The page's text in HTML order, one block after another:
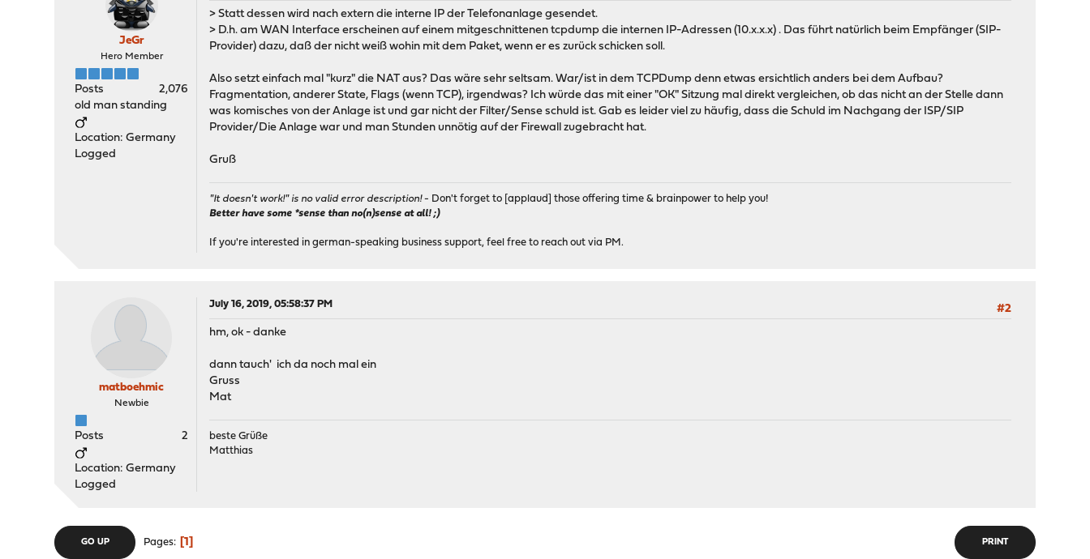
JeGr
Hero Member
Posts
2,076
old man standing
Location: Germany
Logged
> Statt dessen wird nach extern die interne IP der Telefonanlage gesendet.
> D.h. am WAN Interface erscheinen auf einem mitgeschnittenen tcpdump die internen IP-Adressen (10.x.x.x) . Das führt natürlich beim Empfänger (SIP-
Provider) dazu, daß der nicht weiß wohin mit dem Paket, wenn er es zurück schicken soll.
Also setzt einfach mal "kurz" die NAT aus? Das wäre sehr seltsam. War/ist in dem TCPDump denn etwas ersichtlich anders bei dem Aufbau?
Fragmentation, anderer State, Flags (wenn TCP), irgendwas? Ich würde das mit einer "OK" Sitzung mal direkt vergleichen, ob das nicht an der Stelle dann
was komisches von der Anlage ist und gar nicht der Filter/Sense schuld ist. Gab es leider viel zu häufig, dass die Schuld im Nachgang der ISP/SIP
Provider/Die Anlage war und man Stunden unnötig auf der Firewall zugebracht hat.
Gruß
"It doesn't work!" is no valid error description!- Don't forget to [applaud] those offering time & brainpower to help you!
Better have some *sense than no(n)sense at all! ;)
If you're interested in german-speaking business support, feel free to reach out via PM.
matboehmic
Newbie
Posts 2
Location: Germany
Logged
July 16, 2019, 05:58:37 PM
#2
hm, ok - danke
dann tauch' ich da noch mal ein
Gruss
Mat
beste Grüße
Matthias
PRINT
GO UP Pages 1